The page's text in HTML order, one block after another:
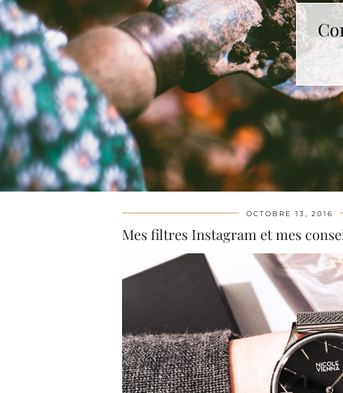
OCTOBRE 13, 2016